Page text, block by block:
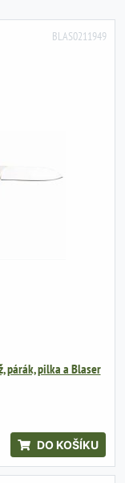
BLAS0211949
párák, pilka a Blaser
DO KOŠÍKU